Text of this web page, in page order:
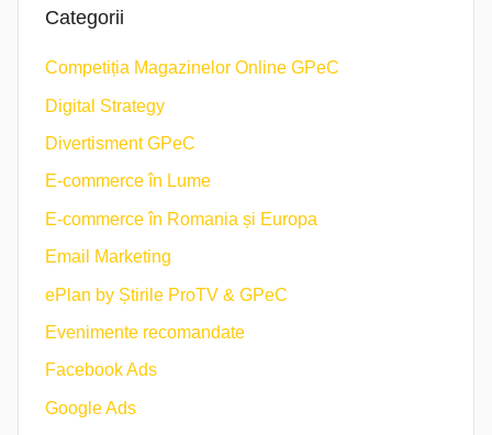
Categorii
Competiția Magazinelor Online GPeC
Digital Strategy
Divertisment GPeC
E-commerce în Lume
E-commerce în Romania și Europa
Email Marketing
ePlan by Știrile ProTV & GPeC
Evenimente recomandate
Facebook Ads
Google Ads